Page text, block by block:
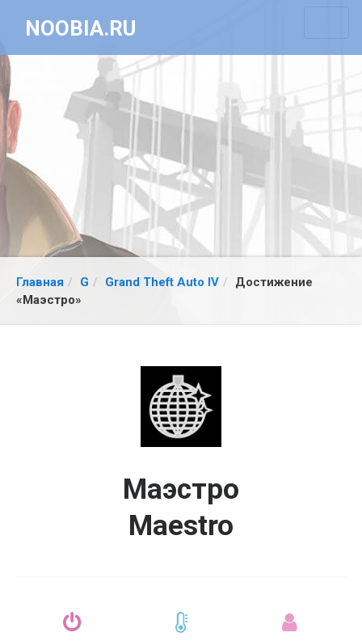
NOOBIA.RU
Главная G Grand Theft Auto IV
Достижение
«Маэстро»
Маэстро
Maestro